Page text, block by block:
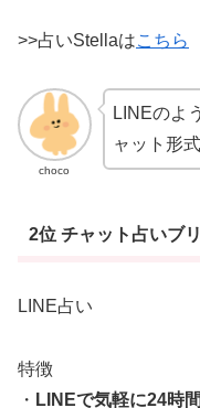
>>占いStellaはこちら
choco
LINEのよ
ャット形
2位 チャット占いブ
LINE占い
特徴
・ LINEで気軽に24時